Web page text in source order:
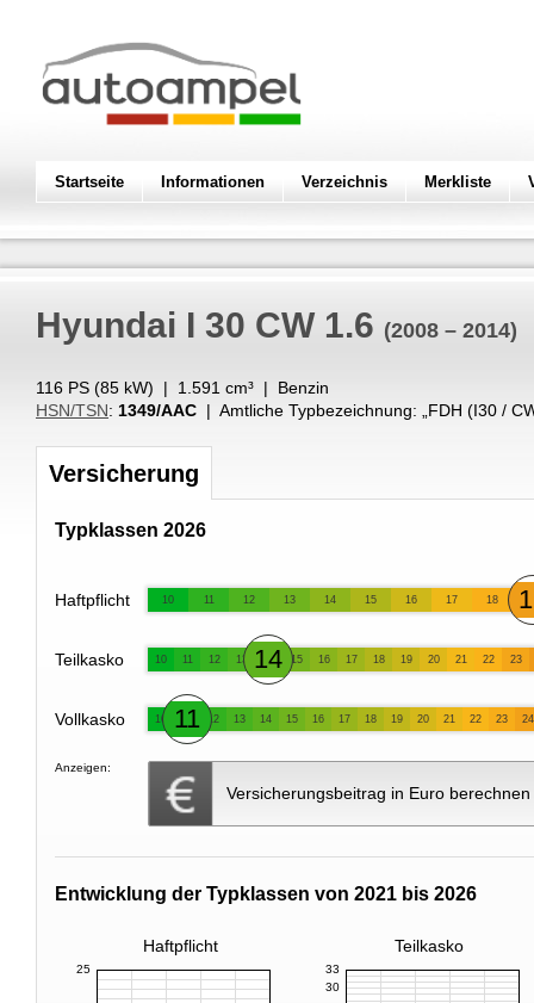
Startseite Informationen Verzeichnis Merkliste
Hyundai I 30 CW 1.6 (2008 – 2014)
116 PS (85 kW) | 1.591 cm³ | Benzin
HSN/TSN: 1349/AAC | Amtliche Typbezeichnung: „ FDH (I30 /
Versicherung
Typklassen 2026
Haftpflicht 10 11 12 13 14 15 16 17 18
Teilkasko 10 11 12 13 14 15 16 17 18 19 20 21 22 23
Vollkasko 10 11 12 13 14 15 16 17 18 19 20 21 22 23 24
Anzeigen:
Versicherungsbeitrag in Euro berechnen
Entwicklung der Typklassen von 2021 bis 2026
Haftpflicht Teilkasko
25
30
33